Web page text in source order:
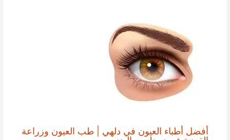
أفضل أطباء العيون في دلهي | طب العيون وزراعة